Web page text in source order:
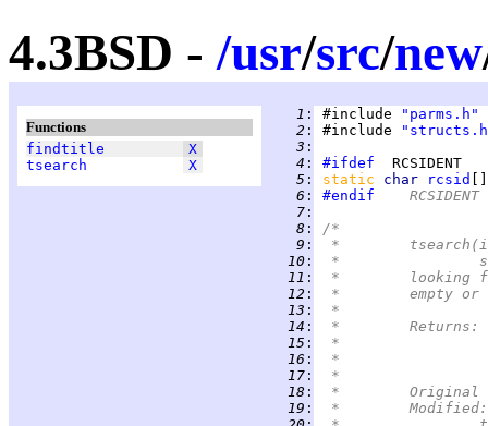
4.3BSD -/usr/src/new
Functions
findtitle
X
tsearch
X
   1
: #include
"parms.h"
   2
: #include
   3
:
   4
: #ifdef
   5
: static char rcsid
   6
: #endif
	RCSIDENT
   7
:
   8
:
/*
   9
:
*
  10
:
  11
:
*
  12
:
*	empty
  13
:
*
  14
:
  15
:
  16
:
  17
:
*
  18
:
  19
: